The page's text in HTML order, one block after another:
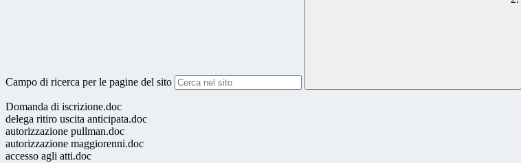
Campo di ricerca per le pagine del sito
Domanda di iscrizione.doc
delega ritiro uscita anticipata.doc
autorizzazione pullman.doc
autorizzazione maggiorenni.doc
accesso agli atti.doc